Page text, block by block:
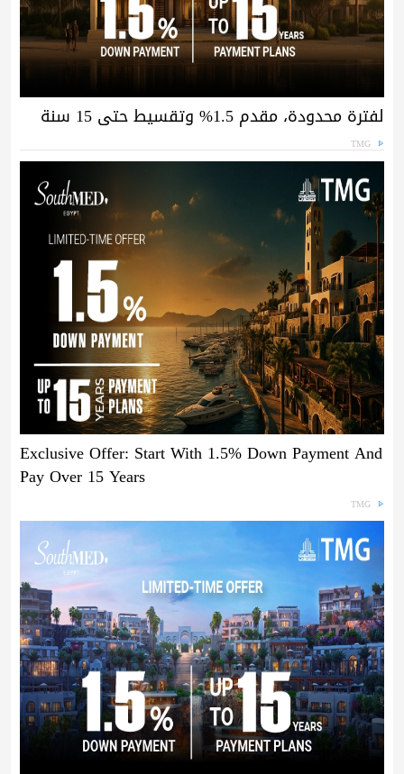
لفترة محدودة، مقدم 1.5% وتقسيط حتى 15 سنة
TMG
Exclusive Offer: Start With 1.5% Down Payment And
Pay Over 15 Years
TMG